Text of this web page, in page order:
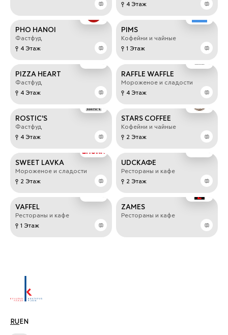
4 Этаж
PHO HANOI
Фастфуд
4 Этаж
PIMS
Кофейни и чайные
1 Этаж
PIZZA HEART
Фастфуд
4 Этаж
RAFFLE WAFFLE
Мороженое и сладости
4 Этаж
ROSTIC'S
Фастфуд
4 Этаж
STARS COFFEE
Кофейни и чайные
2 Этаж
SWEET LAVKA
Мороженое и сладости
2 Этаж
UDCКАФЕ
Рестораны и кафе
2 Этаж
VAFFEL
Рестораны и кафе
1 Этаж
ZAMES
Рестораны и кафе
RU EN